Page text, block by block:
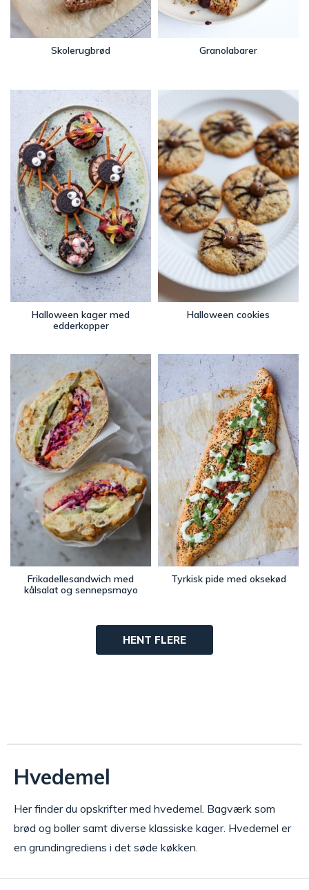
Skolerugbrød Granolabarer
Halloween kager med
edderkopper
Halloween cookies
Frikadellesandwich med
kålsalat og sennepsmayo
Tyrkisk pide med oksekød
HENT FLERE
Hvedemel
Her finder du opskrifter med hvedemel. Bagværk som
brød og boller samt diverse klassiske kager. Hvedemel er
en grundingrediens i det søde køkken.